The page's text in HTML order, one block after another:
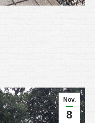
Nov.
8